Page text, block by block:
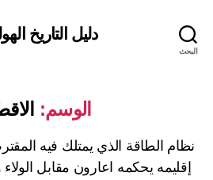
البحث
دليل التاريخ
الوسم:
نظام الطاقة الذي يمتلك فيه
إقليمه يحكمه اعارون مقابل